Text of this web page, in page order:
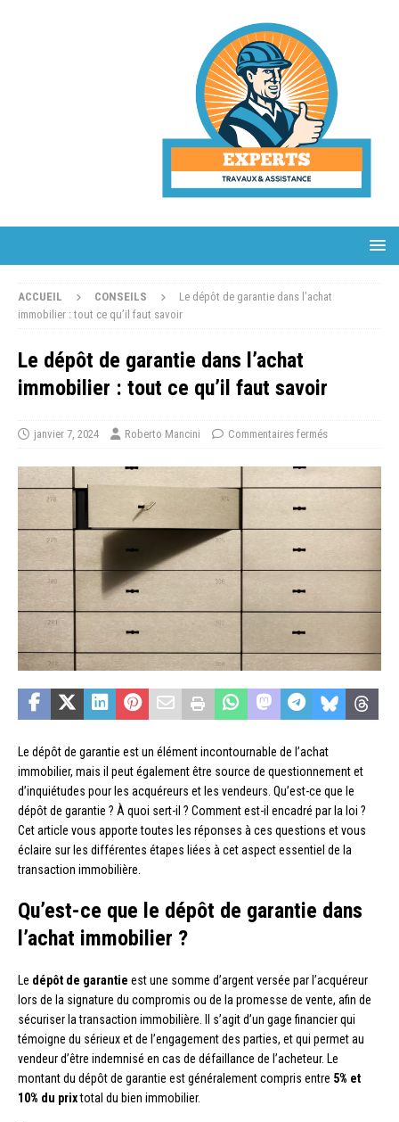
ACCUEIL CONSEILS
Le dépôt de garantie dans l’achat
immobilier : tout ce qu’il faut savoir
Le dépôt de garantie dans l’achat
immobilier : tout ce qu’il faut savoir
janvier 7, 2024 Roberto Mancini Commentaires fermés
Le dépôt de garantie est un élément incontournable de l’achat
immobilier, mais il peut également être source de questionnement et
d’inquiétudes pour les acquéreurs et les vendeurs. Qu’est-ce que le
dépôt de garantie ? À quoi sert-il ? Comment est-il encadré par la loi ?
Cet article vous apporte toutes les réponses à ces questions et vous
éclaire sur les différentes étapes liées à cet aspect essentiel de la
transaction immobilière.
Qu’est-ce que le dépôt de garantie dans
l’achat immobilier ?
Le dépôt de garantie est une somme d’argent versée par l’acquéreur
lors de la signature du compromis ou de la promesse de vente, afin de
sécuriser la transaction immobilière. Il s’agit d’un gage financier qui
témoigne du sérieux et de l’engagement des parties, et qui permet au
vendeur d’être indemnisé en cas de défaillance de l’acheteur. Le
montant du dépôt de garantie est généralement compris entre 5% et
10% du prixtotal du bien immobilier.